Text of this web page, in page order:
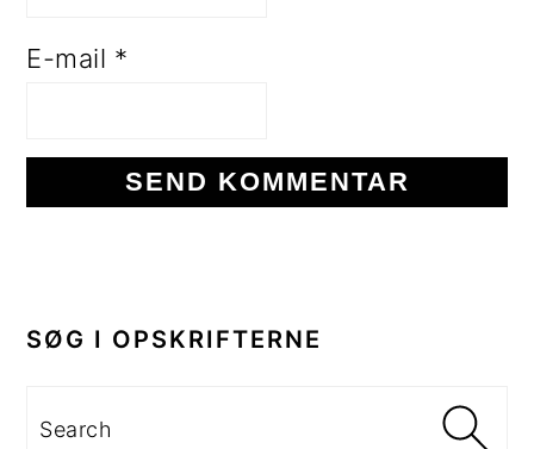
E-mail *
SIDEBAR
SØG I OPSKRIFTERNE
Search